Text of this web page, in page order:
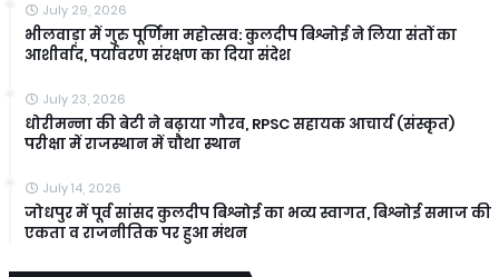
July 29, 2026
भीलवाड़ा में गुरु पूर्णिमा महोत्सव: कुलदीप बिश्नोई ने लिया संतों का
आशीर्वाद, पर्यावरण संरक्षण का दिया संदेश
July 23, 2026
धोरीमन्ना की बेटी ने बढ़ाया गौरव, RPSC सहायक आचार्य (संस्कृत)
परीक्षा में राजस्थान में चौथा स्थान
July 14, 2026
जोधपुर में पूर्व सांसद कुलदीप बिश्नोई का भव्य स्वागत, बिश्नोई समाज की
एकता व राजनीतिक पर हुआ मंथन